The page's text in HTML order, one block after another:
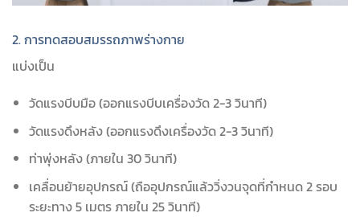
2. การทดสอบสมรรถภาพร่างกาย
แบ่งเป็น
วัดแรงบีบมือ (ออกแรงบีบเครื่องวัด 2-3 วินาที)
วัดแรงดึงหลัง (ออกแรงดึงเครื่องวัด 2-3 วินาที)
ท่าพุ่งหลัง (ภายใน 30 วินาที)
เคลื่อนย้ายอุปกรณ์ (ถืออุปกรณ์แล้ววิ่งวนจุดที่กำหนด 2 รอบ
ระยะทาง 5 เมตร ภายใน 25 วินาที)